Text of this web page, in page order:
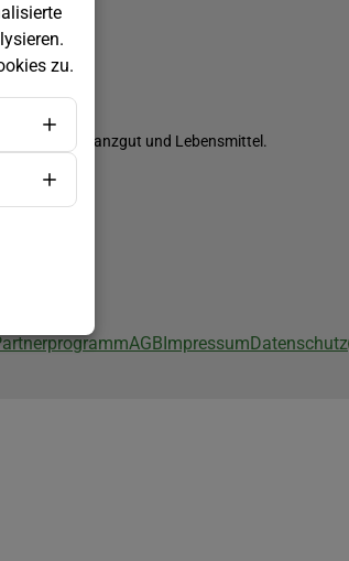
Saatgut, Pflanzgut und Lebensmittel.
AGBImpressumDatenschutz
zu.